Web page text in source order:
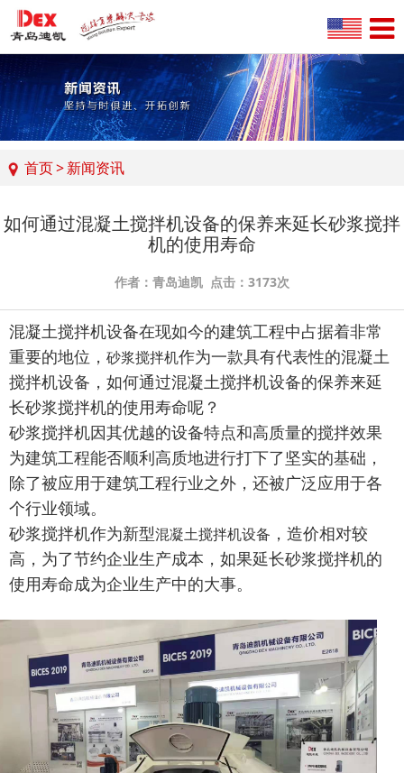
首页>新闻资讯
如何通过混凝土搅拌机设备的保养来延长砂浆搅拌
机的使用寿命
作者：青岛迪凯 点击：3173次
混凝土搅拌机设备在现如今的建筑工程中占据着非常
重要的地位， 砂浆搅拌机作为一款具有代表性的混凝土
搅拌机设备，如何通过混凝土搅拌机设备的保养来延
长砂浆搅拌机的使用寿命呢？
砂浆搅拌机因其优越的设备特点和高质量的搅拌效果
为建筑工程能否顺利高质地进行打下了坚实的基础，
除了被应用于建筑工程行业之外，还被广泛应用于各
个行业领域。
砂浆搅拌机作为新型混凝土搅拌机设备 ，造价相对较
高，为了节约企业生产成本，如果延长砂浆搅拌机的
使用寿命成为企业生产中的大事。